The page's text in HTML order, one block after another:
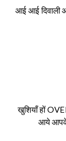
आई आई दिवाली
खुशियाँ हों
आये आपके